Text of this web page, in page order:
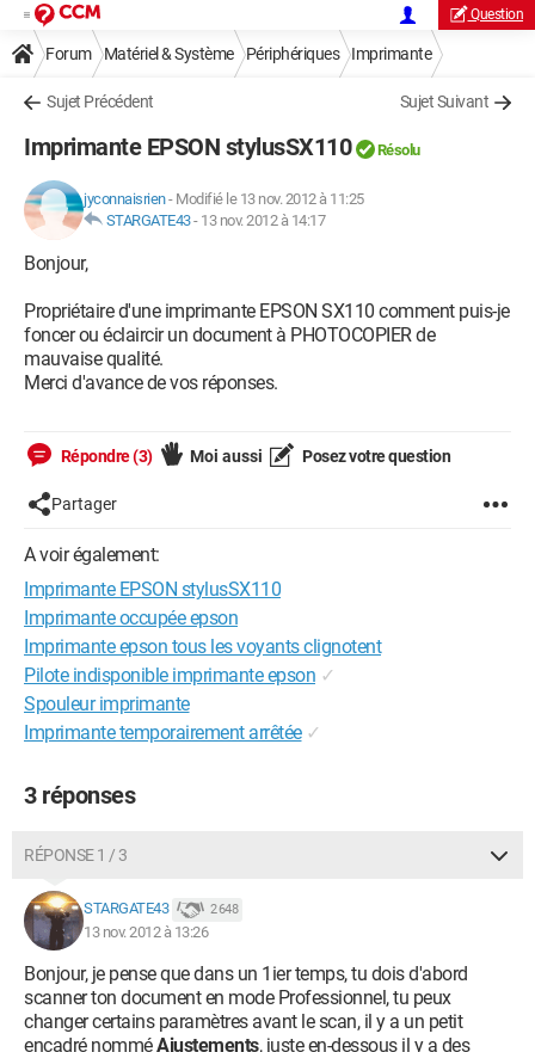
Question
Forum Matériel & Système Périphériques Imprimante
Sujet Précédent Sujet Suivant
Imprimante EPSON stylusSX110 Résolu
jyconnaisrien- Modifié le 13 nov. 2012 à 11:25
STARGATE43- 13 nov. 2012 à 14:17
Bonjour,
Propriétaire d'une imprimante EPSON SX110 comment puis-je
foncer ou éclaircir un document à PHOTOCOPIER de
mauvaise qualité.
Merci d'avance de vos réponses.
Répondre (3) Moi aussi Posez votre question
Partager
A voir également:
Imprimante EPSON stylusSX110
Imprimante occupée epson
Imprimante epson tous les voyants clignotent
Pilote indisponible imprimante epson ✓
Spouleur imprimante
Imprimante temporairement arrêtée ✓
3 réponses
RÉPONSE 1 / 3
STARGATE43 2 648
13 nov. 2012 à 13:26
Bonjour, je pense que dans un 1ier temps, tu dois d'abord
scanner ton document en mode Professionnel, tu peux
changer certains paramètres avant le scan, il y a un petit
encadré nomméAjustements, juste en-dessous il y a des